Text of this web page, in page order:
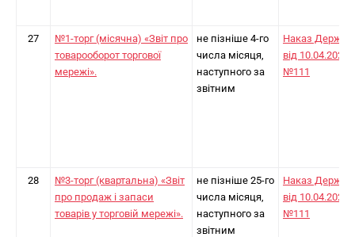
27
№1-торг (місячна) «Звіт про
товарооборот торгової
мережі».
не пізніше 4-го
числа місяця,
наступного за
звітним
Наказ
від 10.04.2024
№111
28
№3-торг (квартальна) «Звіт
про продаж і запаси
товарів у торговій мережі».
не пізніше 25-го
числа місяця,
наступного за
звітним
Наказ
від 10.04.2024
№111